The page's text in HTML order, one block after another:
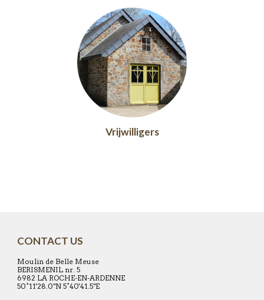
Vrijwilligers
CONTACT US
Moulin de Belle Meuse
BERISMENIL nr. 5
6982 LA ROCHE-EN-ARDENNE
50°11'28.0"N 5°40'41.5"E